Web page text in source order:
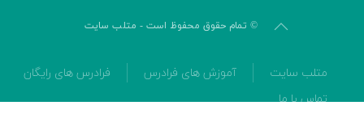
© تمام حقوق محفوظ است - متلب سایت
متلب سایت آموزش های فرادرس
فرادرس های رایگان
تماس با ما